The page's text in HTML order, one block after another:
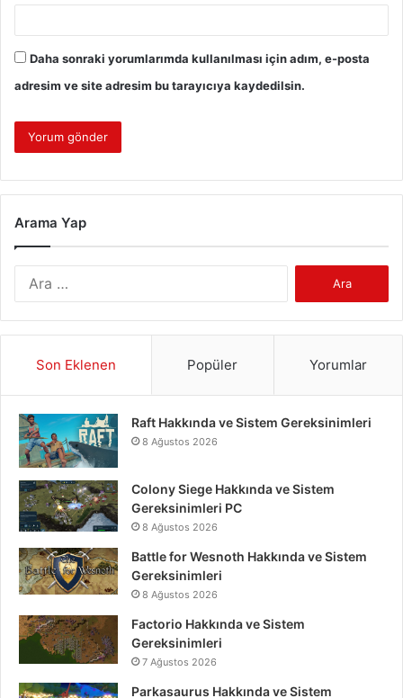
Daha sonraki yorumlarımda kullanılması için adım, e-posta
adresim ve site adresim bu tarayıcıya kaydedilsin.
Arama Yap
Son Eklenen Popüler Yorumlar
Raft Hakkında ve Sistem Gereksinimleri
8 Ağustos 2026
Colony Siege Hakkında ve Sistem
Gereksinimleri PC
8 Ağustos 2026
Battle for Wesnoth Hakkında ve Sistem
Gereksinimleri
8 Ağustos 2026
Factorio Hakkında ve Sistem
Gereksinimleri
7 Ağustos 2026
Parkasaurus Hakkında ve Sistem